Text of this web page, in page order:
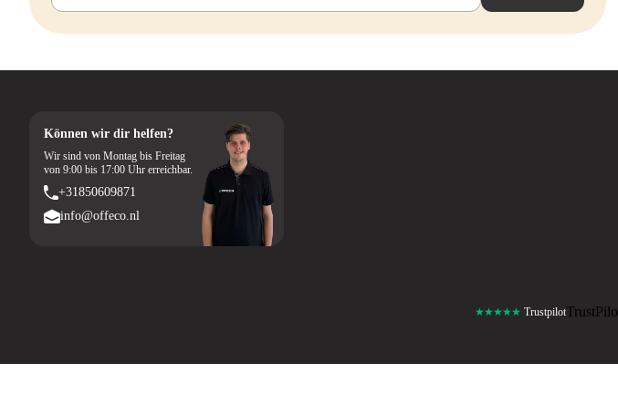
Können wir dir helfen?
Wir sind von Montag bis Freitag
von 9:00 bis 17:00 Uhr erreichbar.
+31850609871
info@offeco.nl
★★★★★ Trustpilot